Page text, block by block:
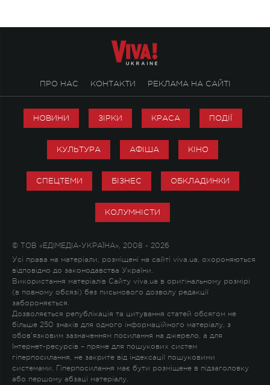
ПРО НАС КОНТАКТИ РЕКЛАМА НА САЙТІ
НОВИНИ ЗІРКИ КРАСА ПОДІЇ
КУЛЬТУРА АФІША КІНО
СПЕЦТЕМИ БІЗНЕС ОБКЛАДИНКИ
КОЛУМНІСТИ
© ТОВ «ЕДІМЕДІА-УКРАЇНА», 2008 - 2026
Усі права на матеріали, розміщені на сайті viva.ua, охороняються
відповідно до законодавства України.
Використання матеріалів Сайту viva.ua в оригінальному розмірі
(в повному обсязі) без письмового дозволу редакції
забороняється.
Дозволяється републікація та цитування статей обсягом не
більше 250 знаків для одного інформаційного матеріалу, з
обов'язковим зазначенням посилання на джерело, а для
Інтернет-ресурсів – пряме для пошукових систем
гіперпосилання, не закрите від індексації пошуковими
системами. Гіперпосилання має бути розміщене в підзаголовку
або першому абзаці матеріалу.